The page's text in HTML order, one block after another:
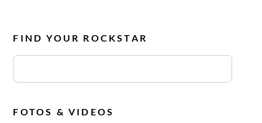
FIND YOUR ROCKSTAR
FOTOS & VIDEOS